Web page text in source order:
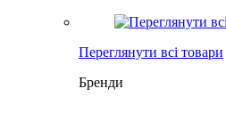
Переглянути всі товари
Бренди